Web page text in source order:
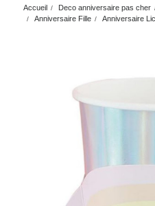
Accueil Deco anniversaire pas cher
Anniversaire Fille
Anniversaire